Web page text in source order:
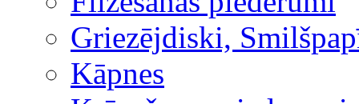
Griezējdiski,
Kāpnes